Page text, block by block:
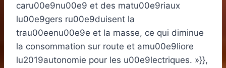
caru00e9nu00e9 et des matu00e9riaux
lu00e9gers ru00e9duisent la
trau00eenu00e9e et la masse, ce qui diminue
la consommation sur route et amu00e9liore
lu2019autonomie pour les u00e9lectriques. »}},